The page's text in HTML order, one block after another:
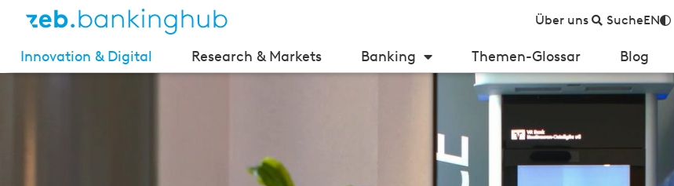
Über uns SucheEN
Innovation & Digital Research & Markets Banking Themen-Glossar Blog